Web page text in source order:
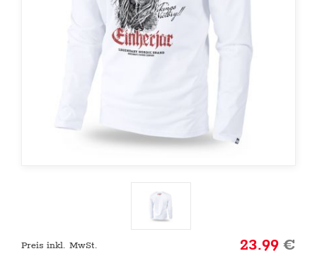
Preis inkl. MwSt. 23.99€